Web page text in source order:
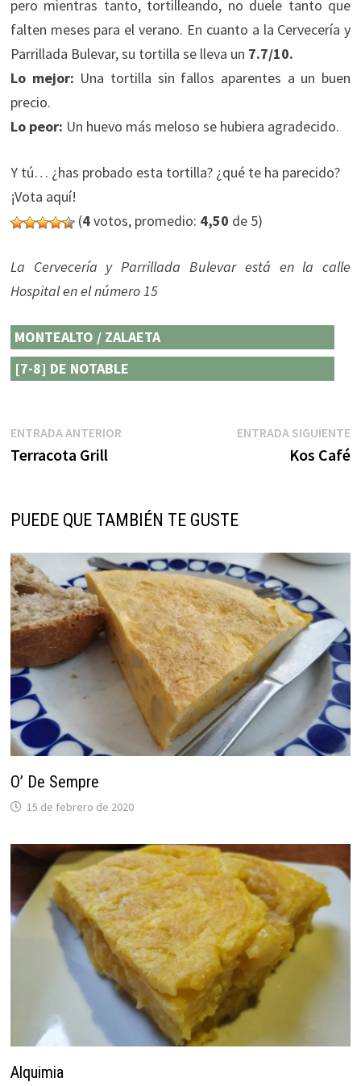
pero mientras tanto, tortilleando, no duele tanto que
falten meses para el verano. En cuanto a la Cervecería y
Parrillada Bulevar, su tortilla se lleva un 7.7/10.
Lo mejor: Una tortilla sin fallos aparentes a un buen
precio.
Lo peor: Un huevo más meloso se hubiera agradecido.
Y tú… ¿has probado esta tortilla? ¿qué te ha parecido?
¡Vota aquí!
(4votos, promedio: 4,50 de 5)
La Cervecería y Parrillada Bulevar está en la calle
Hospital en el número 15
MONTEALTO / ZALAETA
[7-8] DE NOTABLE
Navegación
de
ENTRADA ANTERIOREntrada
Terracota Grill
ENTRADA SIGUIENTE
Kos Café
PUEDE QUE TAMBIÉN TE GUSTE
O’ De Sempre
15 de febrero de 2020
Alquimia